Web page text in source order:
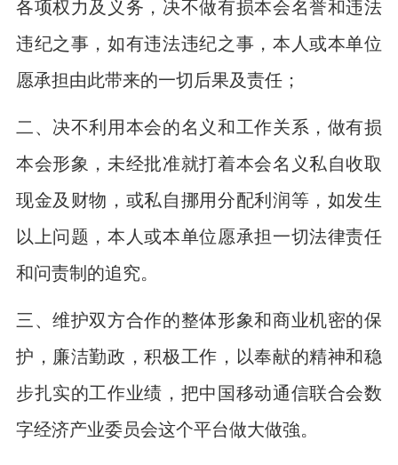
各项权力及义务，决不做有损本会名誉和违法
违纪之事，如有违法违纪之事，本人或本单位
愿承担由此带来的一切后果及责任；
二、决不利用本会的名义和工作关系，做有损
本会形象，未经批准就打着本会名义私自收取
现金及财物，或私自挪用分配利润等，如发生
以上问题，本人或本单位愿承担一切法律责任
和问责制的追究。
三、维护双方合作的整体形象和商业机密的保
护，廉洁勤政，积极工作，以奉献的精神和稳
步扎实的工作业绩，把中国移动通信联合会数
字经济产业委员会这个平台做大做強。